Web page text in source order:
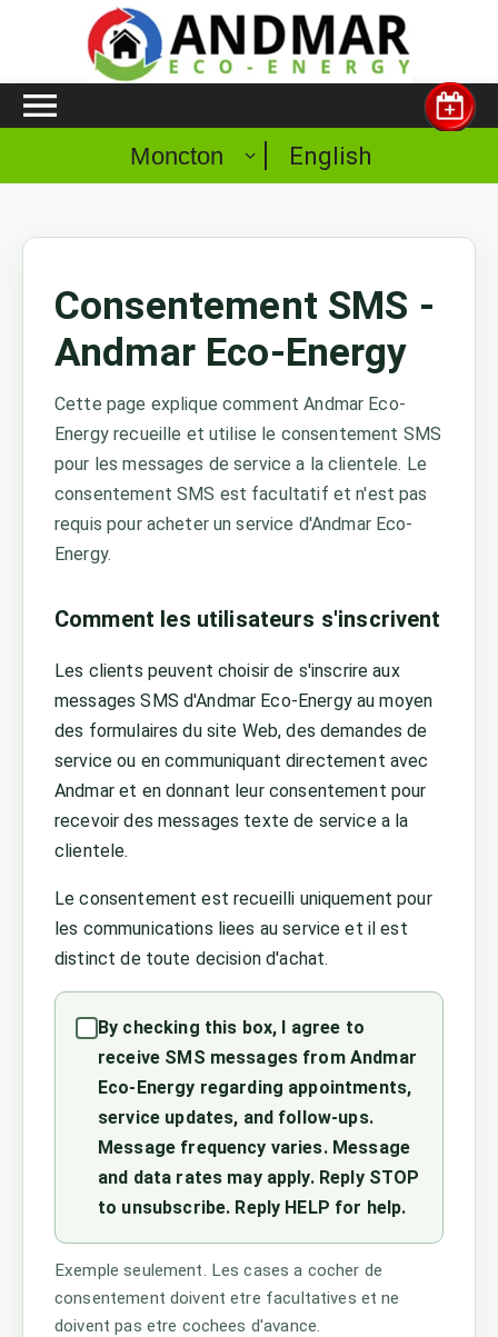
Moncton English
Consentement SMS -
Andmar Eco-Energy
Cette page explique comment Andmar Eco-
Energy recueille et utilise le consentement SMS
pour les messages de service a la clientele. Le
consentement SMS est facultatif et n'est pas
requis pour acheter un service d'Andmar Eco-
Energy.
Comment les utilisateurs s'inscrivent
Les clients peuvent choisir de s'inscrire aux
messages SMS d'Andmar Eco-Energy au moyen
des formulaires du site Web, des demandes de
service ou en communiquant directement avec
Andmar et en donnant leur consentement pour
recevoir des messages texte de service a la
clientele.
Le consentement est recueilli uniquement pour
les communications liees au service et il est
distinct de toute decision d'achat.
By checking this box, I agree to
receive SMS messages from Andmar
Eco-Energy regarding appointments,
service updates, and follow-ups.
Message frequency varies. Message
and data rates may apply. Reply STOP
to unsubscribe. Reply HELP for help.
Exemple seulement. Les cases a cocher de
consentement doivent etre facultatives et ne
doivent pas etre cochees d'avance.